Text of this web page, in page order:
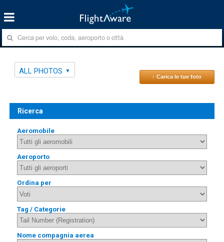
ALL PHOTOS
↑ Carica le tue foto
Ricerca
Aeromobile
Aeroporto
Ordina per
Tag / Categorie
Nome compagnia aerea